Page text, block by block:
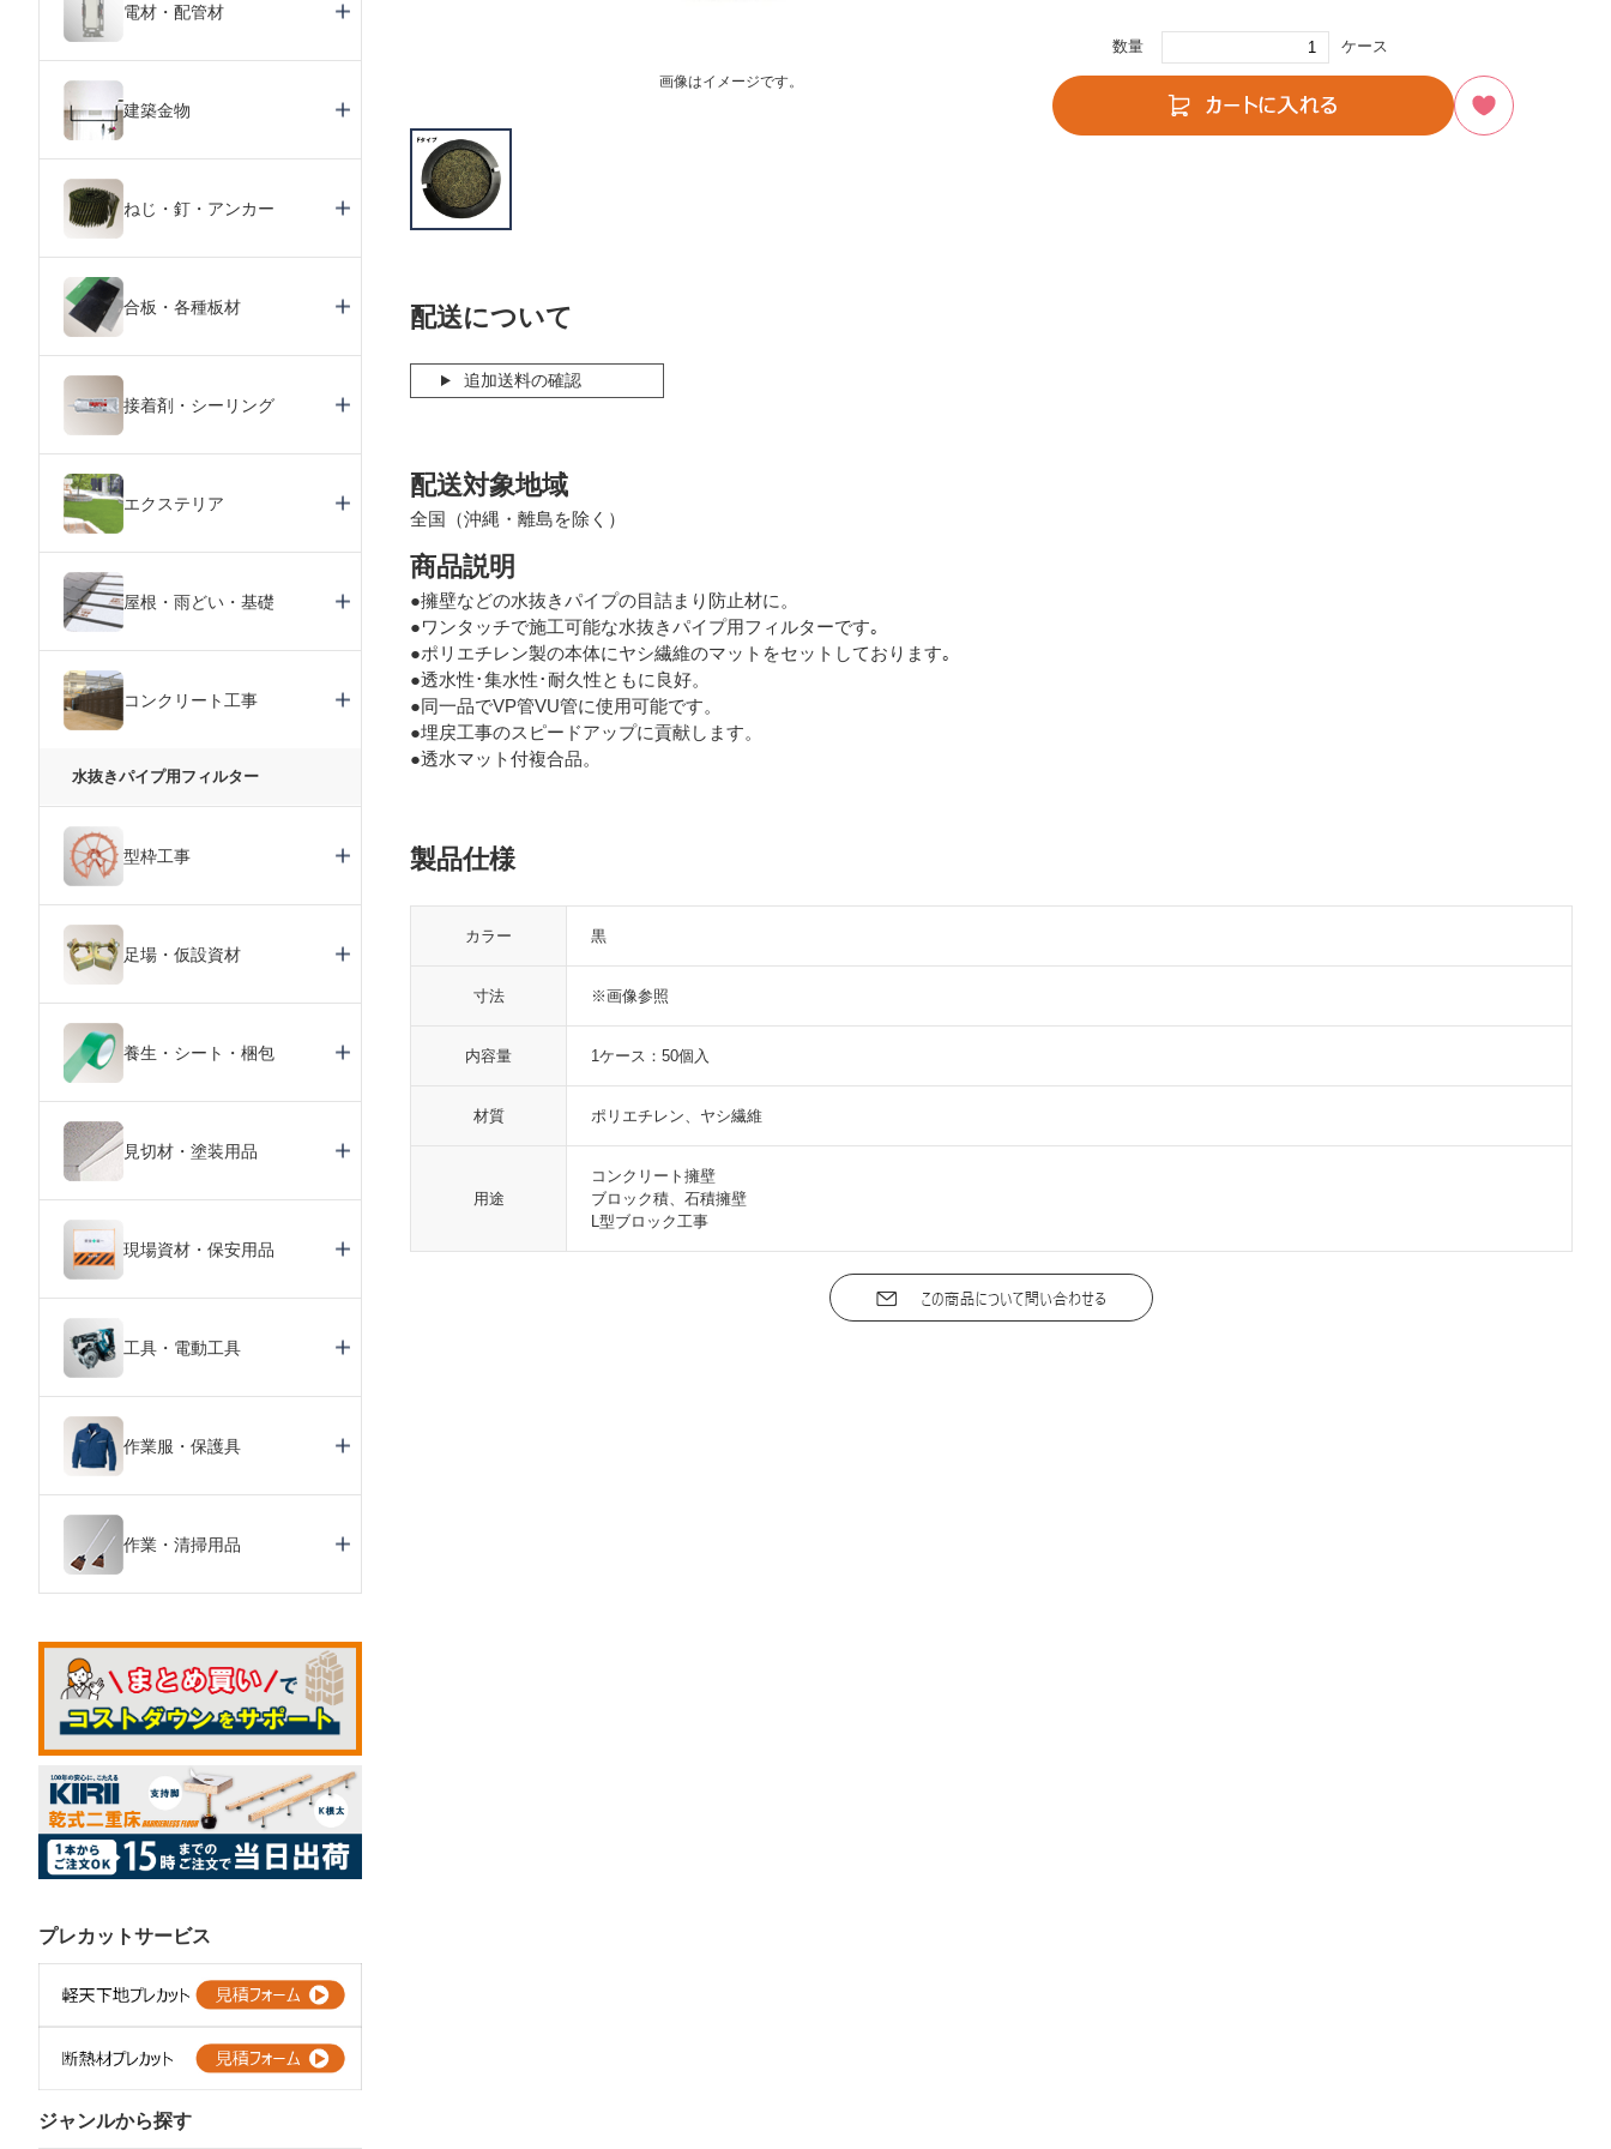
画像はイメージです。
数量 ケース
配送について
追加送料の確認
配送対象地域
全国（沖縄・離島を除く）
商品説明
●擁壁などの水抜きパイプの目詰まり防止材に。
●ワンタッチで施工可能な水抜きパイプ用フィルターです｡
●ポリエチレン製の本体にヤシ繊維のマットをセットしております｡
●透水性･集水性･耐久性ともに良好。
●同一品でVP管VU管に使用可能です。
●埋戻工事のスピードアップに貢献します。
●透水マット付複合品。
製品仕様
カラー 黒
寸法 ※画像参照
内容量 1ケース：50個入
材質 ポリエチレン、ヤシ繊維
用途
コンクリート擁壁
ブロック積、石積擁壁
L型ブロック工事
電材・配管材
建築金物
ねじ・釘・アンカー
合板・各種板材
接着剤・シーリング
エクステリア
屋根・雨どい・基礎
コンクリート工事
水抜きパイプ用フィルター
型枠工事
足場・仮設資材
養生・シート・梱包
見切材・塗装用品
現場資材・保安用品
工具・電動工具
作業服・保護具
作業・清掃用品
プレカットサービス
ジャンルから探す